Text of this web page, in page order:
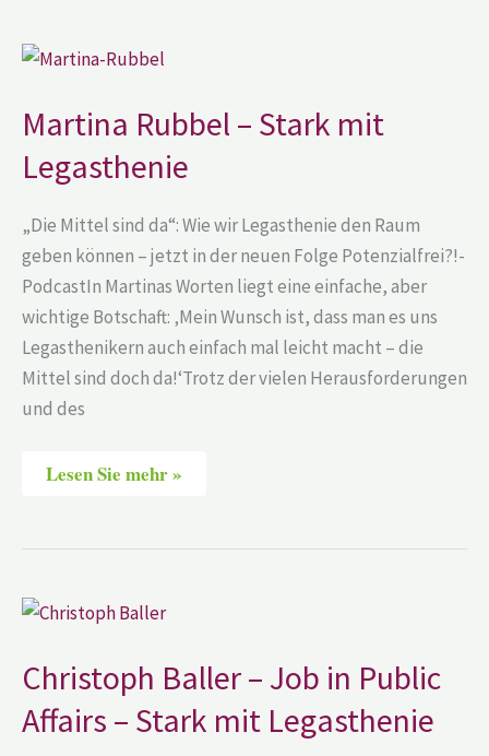
Martina Rubbel – Stark mit
Legasthenie
„Die Mittel sind da“: Wie wir Legasthenie den Raum
geben können – jetzt in der neuen Folge Potenzialfrei?!-
PodcastIn Martinas Worten liegt eine einfache, aber
wichtige Botschaft: ‚Mein Wunsch ist, dass man es uns
Legasthenikern auch einfach mal leicht macht – die
Mittel sind doch da!‘Trotz der vielen Herausforderungen
und des
Martina
Rubbel
Stark
mit
Legasthenie
Lesen Sie mehr »
Christoph Baller – Job in Public
Affairs – Stark mit Legasthenie
Christoph
Baller
Job
in
Public
Affairs
–